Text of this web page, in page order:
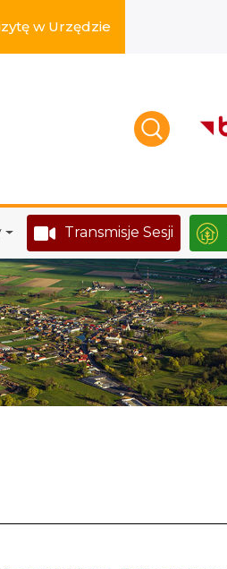
w Urzędzie
Transmisje Sesji